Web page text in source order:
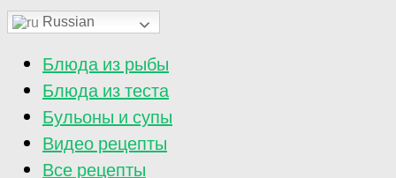
Russian
Блюда из рыбы
Блюда из теста
Бульоны и супы
Видео рецепты
Все рецепты